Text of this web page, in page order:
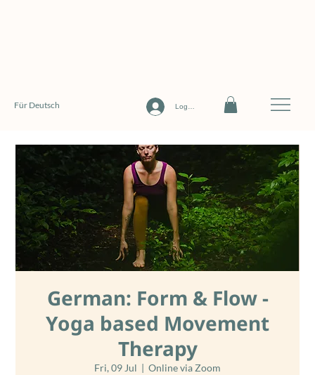
Log In
Für Deutsch
German: Form & Flow -
Yoga based Movement
Therapy
Fri, 09 Jul
  |
Online via Zoom